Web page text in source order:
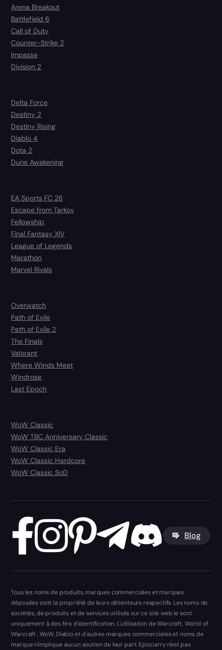
Arena Breakout
Battlefield 6
Call of Duty
Counter-Strike 2
Impasse
Division 2
Delta Force
Destiny 2
Destiny Rising
Diablo 4
Dota 2
Dune Awakening
EA Sports FC 26
Escape from Tarkov
Fellowship
Final Fantasy XIV
League of Legends
Marathon
Marvel Rivals
Overwatch
Path of Exile
Path of Exile 2
The Finals
Valorant
Where Winds Meet
Windrose
Last Epoch
WoW Classic
WoW TBC Anniversary Classic
WoW Classic Era
WoW Classic Hardcore
WoW Classic SoD
Blog
Tous les noms de produits, marques commerciales et marques
déposées sont la propriété de leurs détenteurs respectifs. Les noms de
sociétés, de produits et de services utilisés sur ce site web le sont
uniquement à des fins d'identification. L'utilisation de Warcraft, World of
Warcraft , WoW, Diablo et d'autres marques commerciales et noms de
marque n'implique aucun soutien de leur part. Epiccarry n'est pas